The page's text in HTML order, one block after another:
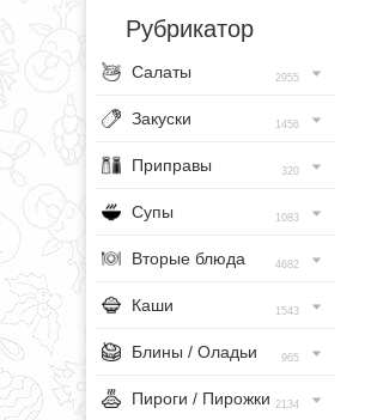
Рубрикатор
Салаты 2955
Закуски 1456
Приправы 320
Супы 1083
Вторые блюда 4682
Каши 1543
Блины / Оладьи 965
Пироги / Пирожки 2134